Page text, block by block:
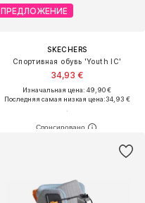
ПРЕДЛОЖЕНИЕ
SKECHERS
Спортивная обувь 'Youth IC'
34,93 €
Изначальная цена: 49,90 €
Последняя самая низкая цена:34,93 €